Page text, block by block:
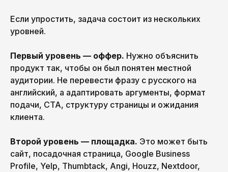
Если упростить, задача состоит из нескольких
уровней.
Первый уровень — оффер. Нужно объяснить
продукт так, чтобы он был понятен местной
аудитории. Не перевести фразу с русского на
английский, а адаптировать аргументы, формат
подачи, CTA, структуру страницы и ожидания
клиента.
Второй уровень — площадка. Это может быть
сайт, посадочная страница, Google Business
Profile, Yelp, Thumbtack, Angi, Houzz, Nextdoor,